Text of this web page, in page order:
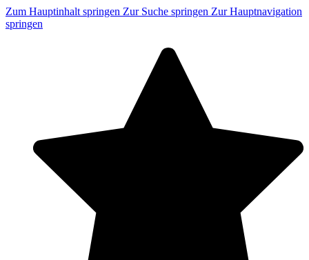
Zum Hauptinhalt springen Zur Suche springen Zur Hauptnavigation
springen